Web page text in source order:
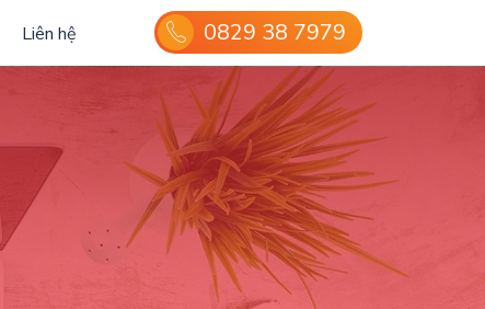
0829 38 7979
Liên hệ